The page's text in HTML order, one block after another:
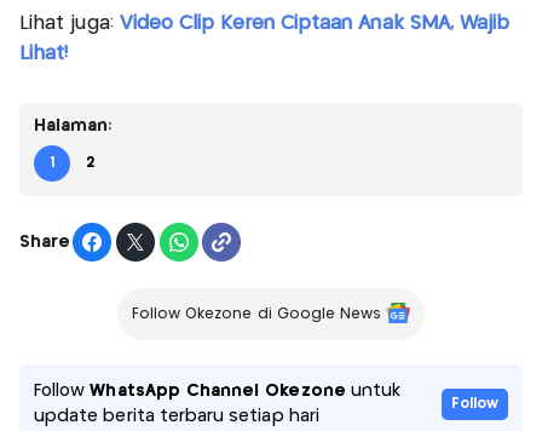
Lihat juga: Video Clip Keren Ciptaan Anak SMA, Wajib
Lihat!
Halaman:
1 2
Share
Follow Okezone di Google News
FollowWhatsApp Channel Okezone untuk
update berita terbaru setiap hari
Follow